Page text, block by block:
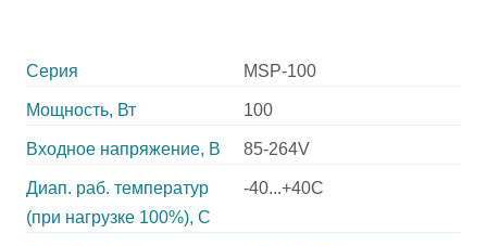
Серия MSP-100
Мощность, Вт 100
Входное напряжение, В 85-264V
Диап. раб. температур
(при нагрузке 100%), C
-40...+40C